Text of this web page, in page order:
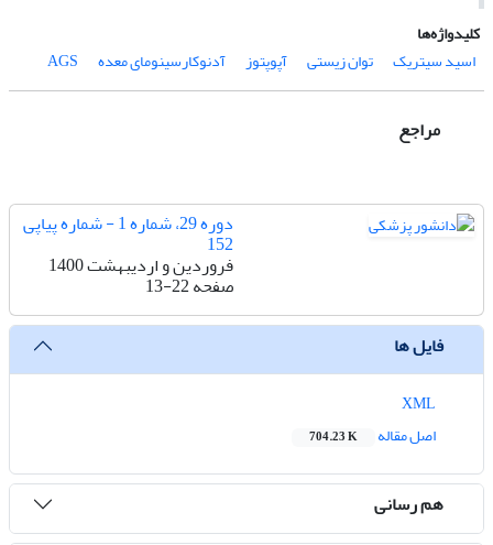
کلیدواژه‌ها
اسید سیتریک
توان زیستی آپوپتوز آدنوکارسینومای معده AGS
مراجع
دوره 29، شماره 1 - شماره پیاپی
152
فروردین و اردیبهشت 1400
صفحه13-22
فایل ها
اصل مقاله
704.23 K
هم رسانی